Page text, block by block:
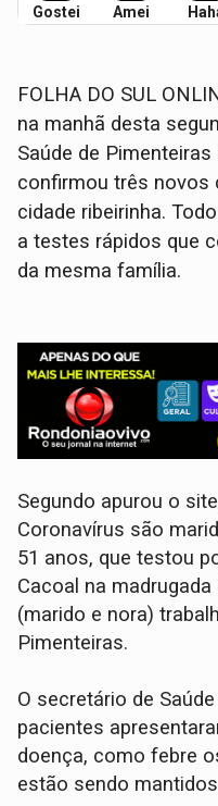
Gostei Amei
FOLHA DO SUL
na manhã desta
Saúde de
confirmou três novos
cidade ribeirinha.
a testes rápidos que
da mesma família.
Segundo apurou o
Coronavírus são
51 anos, que testou
Cacoal na
(marido e nora)
Pimenteiras.
O secretário de
pacientes
doença, como febre
estão sendo